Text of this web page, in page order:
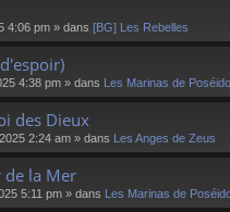
4:06 pm » dans [BG] Les Rebelles
4:38 pm » dans Les Marinas de
des Dieux
2:24 am » dans Les Anges de Zeus
de la Mer
5:11 pm » dans Les Marinas de